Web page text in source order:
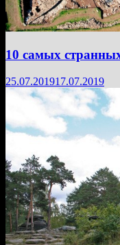
10 самых
25.07.201917.07.2019